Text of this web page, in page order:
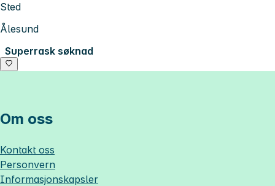
Sted
Ålesund
Superrask søknad
Om oss
Kontakt oss
Personvern
Informasjonskapsler